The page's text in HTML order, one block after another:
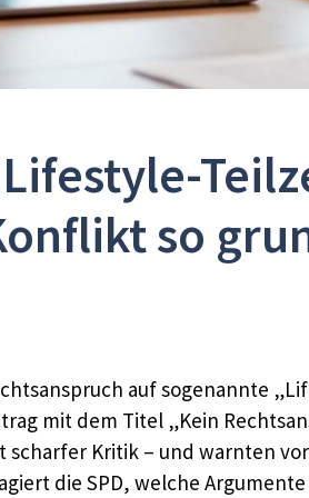
so
auf sogenannte
mit dem Titel „Kein
Kritik – und warnten
die SPD, welche